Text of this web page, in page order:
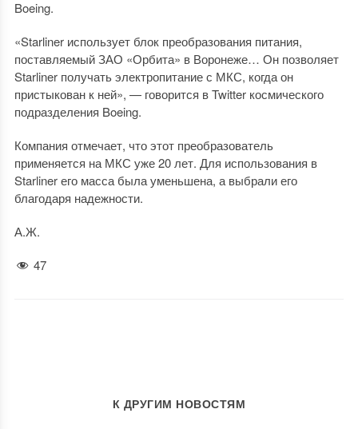
Boeing.
«Starliner использует блок преобразования питания,
поставляемый ЗАО «Орбита» в Воронеже… Он позволяет
Starliner получать электропитание с МКС, когда он
пристыкован к ней», — говорится в Twitter космического
подразделения Boeing.
Компания отмечает, что этот преобразователь
применяется на МКС уже 20 лет. Для использования в
Starliner его масса была уменьшена, а выбрали его
благодаря надежности.
А.Ж.
47
К ДРУГИМ НОВОСТЯМ